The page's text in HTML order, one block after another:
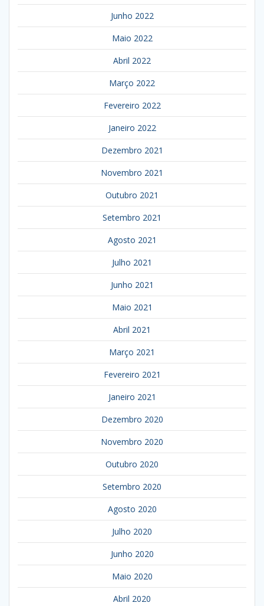
Junho 2022
Maio 2022
Abril 2022
Março 2022
Fevereiro 2022
Janeiro 2022
Dezembro 2021
Novembro 2021
Outubro 2021
Setembro 2021
Agosto 2021
Julho 2021
Junho 2021
Maio 2021
Abril 2021
Março 2021
Fevereiro 2021
Janeiro 2021
Dezembro 2020
Novembro 2020
Outubro 2020
Setembro 2020
Agosto 2020
Julho 2020
Junho 2020
Maio 2020
Abril 2020